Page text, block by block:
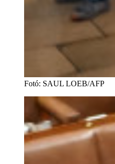
Fotó: SAUL LOEB/AFP